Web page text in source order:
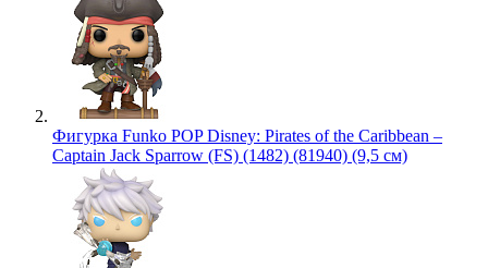
Фигурка Funko POP Disney: Pirates of the Caribbean –
Captain Jack Sparrow (FS) (1482) (81940) (9,5 см)